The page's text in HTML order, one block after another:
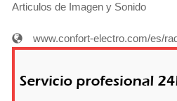
Articulos de Imagen y Sonido
www.confort-electro.com/es/